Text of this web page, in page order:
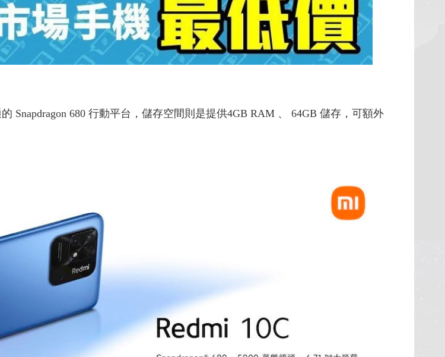
Snapdragon 680 行動平台，儲存空間則是提供4GB RAM 、 64GB 儲存，可額外